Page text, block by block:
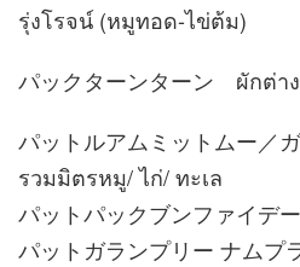
รุ่งโรจน์ (หมูทอด-ไข่ต้ม)
パックターンターン ผักต่า
パットルアムミットムー
รวมมิตรหมู/ ไก่/ ทะเล
パットパックブンファイデ
パットガランプリー ナム